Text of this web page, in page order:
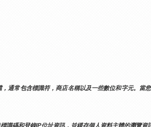
通常包含標識符，商店名稱以及一些數位和字元。當
碼和登錄IP位址資訊，並緩存個人資料主體的瀏覽